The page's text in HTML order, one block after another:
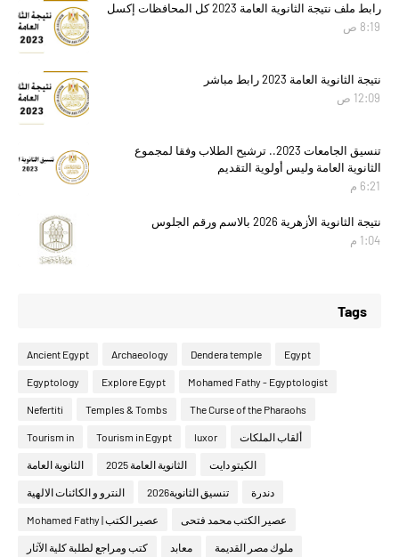
رابط ملف نتيجة الثانوية العامة 2023 كل المحافظات إكسل
8:19 ص
نتيجة الثانوية العامة 2023 رابط مباشر
12:09 ص
تنسيق الجامعات 2023.. ترشيح الطلاب وفقا لمجموع
الثانوية العامة وليس أولوية التقديم
6:21 م
نتيجة الثانوية الأزهرية 2026 بالاسم ورقم الجلوس
1:04 م
Tags
Ancient Egypt Archaeology Dendera temple Egypt
Egyptology Explore Egypt Mohamed Fathy - Egyptologist
Nefertiti Temples & Tombs The Curse of the Pharaohs
Tourism in Tourism in Egypt luxor ألقاب الملكات
الثانوية العامة الثانوية العامة 2025 الكيتو دايت
النترو و الكائنات الالهية تنسيق الثانوية2026 دندرة
عصير الكتب | Mohamed Fathy عصير الكتب محمد فتحى
كتب ومراجع لطلبة كلية الآثار معابد ملوك مصر القديمة